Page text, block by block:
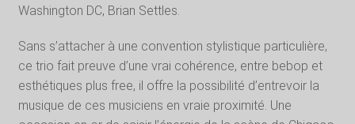
Washington DC, Brian Settles.
Sans s’attacher à une convention stylistique particulière,
ce trio fait preuve d’une vrai cohérence, entre bebop et
esthétiques plus free, il offre la possibilité d’entrevoir la
musique de ces musiciens en vraie proximité. Une